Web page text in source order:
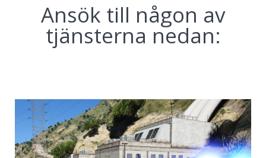
Ansök till någon av
tjänsterna nedan: